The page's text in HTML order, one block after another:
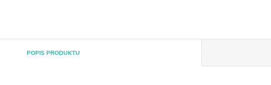
POPIS PRODUKTU